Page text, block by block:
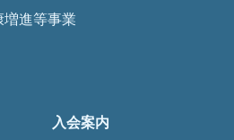
進等事業
入会案内